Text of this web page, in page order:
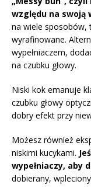
względu na swoją
na wiele sposobów,
wyrafinowane.
wypełniaczem,
na czubku głowy.
Niski kok emanuje
czubku głowy
dobry efekt przy
Możesz również
niskimi kucykami.
wypełniaczy, aby
dobierany,